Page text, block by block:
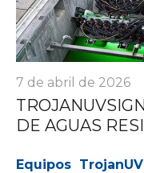
7 de abril de 2026
DE AGUAS
Equipos TrojanUV